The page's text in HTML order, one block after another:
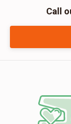
Call